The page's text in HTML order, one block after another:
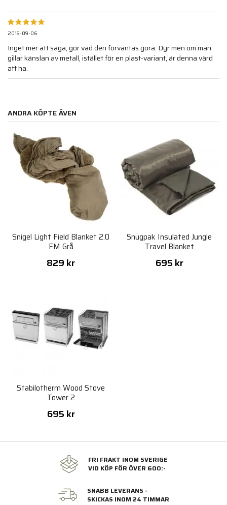
2019-09-06
Inget mer att säga, gör vad den förväntas göra. Dyr men om man
gillar känslan av metall, istället för en plast-variant, är denna värd
att ha.
ANDRA KÖPTE ÄVEN
Snigel Light Field Blanket 2.0
FM Grå
829 kr
Snugpak Insulated Jungle
Travel Blanket
695 kr
Stabilotherm Wood Stove
Tower 2
695 kr
FRI FRAKT INOM SVERIGE
VID KÖP FÖR ÖVER 600:-
SNABB LEVERANS -
SKICKAS INOM 24 TIMMAR